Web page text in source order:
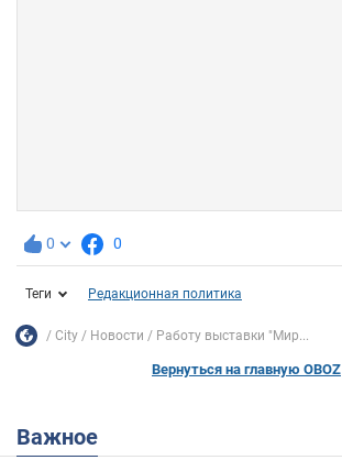
0 0
Теги Редакционная политика
City Новости Работу выставки "Мир...
Вернуться на главную OBOZ
Важное